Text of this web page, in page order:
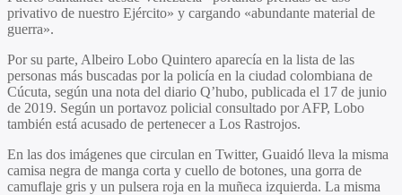
privativo de nuestro Ejército» y cargando «abundante material de
guerra».
Por su parte, Albeiro Lobo Quintero aparecía en la lista de las
personas más buscadas por la policía en la ciudad colombiana de
Cúcuta, según una nota del diario Q’hubo, publicada el 17 de junio
de 2019. Según un portavoz policial consultado por AFP, Lobo
también está acusado de pertenecer a Los Rastrojos.
En las dos imágenes que circulan en Twitter, Guaidó lleva la misma
camisa negra de manga corta y cuello de botones, una gorra de
camuflaje gris y un pulsera roja en la muñeca izquierda. La misma